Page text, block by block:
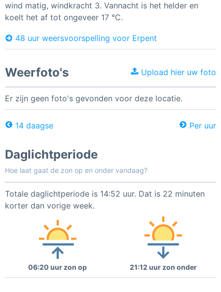
wind matig, windkracht 3. Vannacht is het helder en
koelt het af tot ongeveer 17 °C.
48 uur weersvoorspelling voor Erpent
Weerfoto's Upload hier uw foto
Er zijn geen foto's gevonden voor deze locatie.
14 daagse Per uur
Daglichtperiode
Hoe laat gaat de zon op en onder vandaag?
Totale daglichtperiode is 14:52 uur. Dat is 22 minuten
korter dan vorige week.
06:20 uur zon op 21:12 uur zon onder